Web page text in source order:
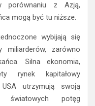
porównaniu z Azją,
mogą być tu niższe.
wybijają się
zarówno
Silna ekonomia,
rynek kapitałowy
utrzymują swoją
światowych potęg